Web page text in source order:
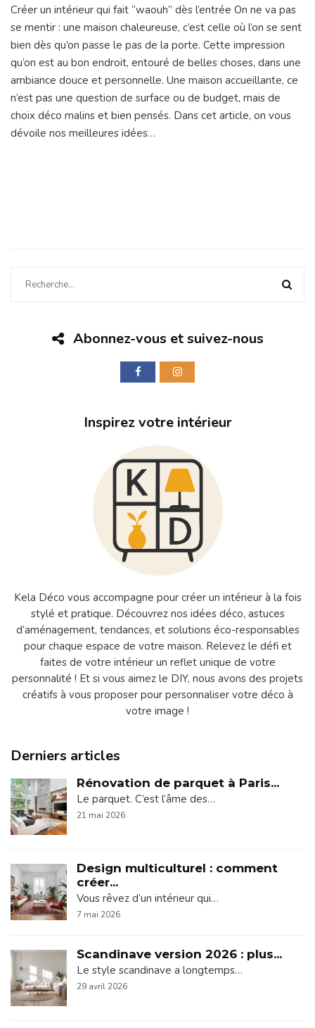
Créer un intérieur qui fait “waouh” dès l’entrée On ne va pas
se mentir : une maison chaleureuse, c’est celle où l’on se sent
bien dès qu’on passe le pas de la porte. Cette impression
qu’on est au bon endroit, entouré de belles choses, dans une
ambiance douce et personnelle. Une maison accueillante, ce
n’est pas une question de surface ou de budget, mais de
choix déco malins et bien pensés. Dans cet article, on vous
dévoile nos meilleures idées…
Abonnez-vous et suivez-nous
Inspirez votre intérieur
Kela Déco vous accompagne pour créer un intérieur à la fois
stylé et pratique. Découvrez nos idées déco, astuces
d’aménagement, tendances, et solutions éco-responsables
pour chaque espace de votre maison. Relevez le défi et
faites de votre intérieur un reflet unique de votre
personnalité ! Et si vous aimez le DIY, nous avons des projets
créatifs à vous proposer pour personnaliser votre déco à
votre image !
Derniers articles
Rénovation de parquet à Paris...
Le parquet. C’est l’âme des…
21 mai 2026
Design multiculturel : comment
créer...
Vous rêvez d’un intérieur qui…
7 mai 2026
Scandinave version 2026 : plus...
Le style scandinave a longtemps…
29 avril 2026